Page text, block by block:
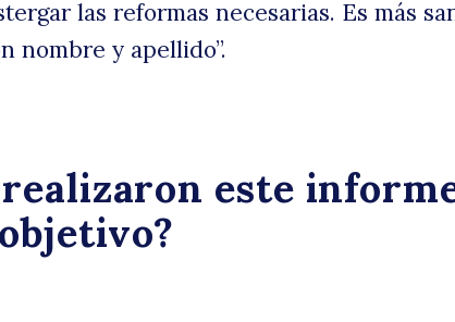
el
las reformas necesarias. Es más
nombre y apellido”.
este